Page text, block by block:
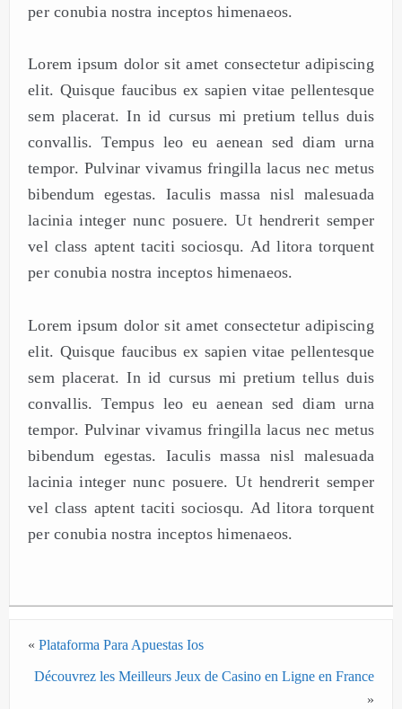
per conubia nostra inceptos himenaeos.
Lorem ipsum dolor sit amet consectetur adipiscing
elit. Quisque faucibus ex sapien vitae pellentesque
sem placerat. In id cursus mi pretium tellus duis
convallis. Tempus leo eu aenean sed diam urna
tempor. Pulvinar vivamus fringilla lacus nec metus
bibendum egestas. Iaculis massa nisl malesuada
lacinia integer nunc posuere. Ut hendrerit semper
vel class aptent taciti sociosqu. Ad litora torquent
per conubia nostra inceptos himenaeos.
Lorem ipsum dolor sit amet consectetur adipiscing
elit. Quisque faucibus ex sapien vitae pellentesque
sem placerat. In id cursus mi pretium tellus duis
convallis. Tempus leo eu aenean sed diam urna
tempor. Pulvinar vivamus fringilla lacus nec metus
bibendum egestas. Iaculis massa nisl malesuada
lacinia integer nunc posuere. Ut hendrerit semper
vel class aptent taciti sociosqu. Ad litora torquent
per conubia nostra inceptos himenaeos.
« Plataforma Para Apuestas Ios
Découvrez les Meilleurs Jeux de Casino en Ligne en France
»